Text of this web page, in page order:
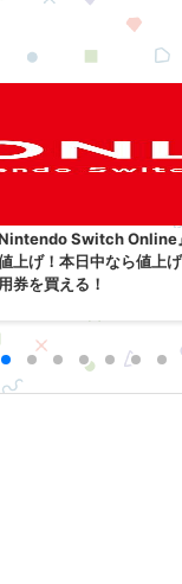
Nintendo Switch Online
上げ！本日中なら値上
券を買える！